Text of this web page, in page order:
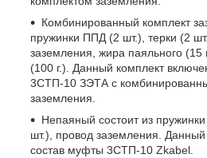
Комбинированный комплект
пружинки ППД (2 шт.), терки (2
заземления, жира паяльного
(100 г.). Данный комплект
3СТП-10 ЗЭТА с
заземления.
Непаяный состоит из
шт.), провод заземления.
состав муфты 3СТП-10 Zkabel.